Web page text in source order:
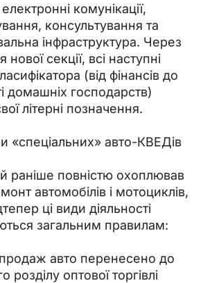
комунікації,
консультування та
інфраструктура. Через
нової секції, всі наступні
(від фінансів до
домашніх господарств)
літерні позначення.
«спеціальних» авто-КВЕДів
раніше повністю охоплював
автомобілів і мотоциклів,
ці види діяльності
загальним правилам:
авто перенесено до
розділу оптової торгівлі